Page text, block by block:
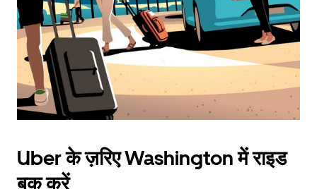
Uber के ज़रिए Washington में राइड
बुक करें